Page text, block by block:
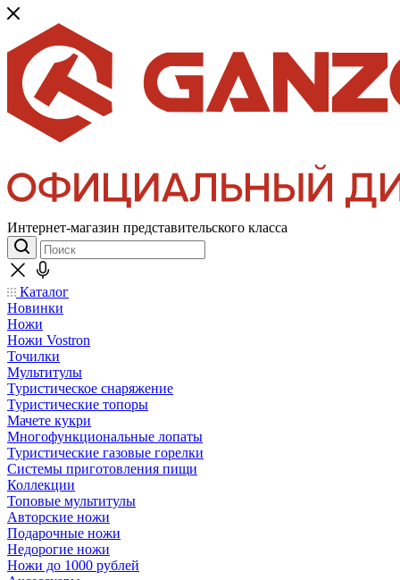
Интернет-магазин представительского класса
Каталог
Новинки
Ножи
Ножи Vostron
Точилки
Мультитулы
Туристическое снаряжение
Туристические топоры
Мачете кукри
Многофункциональные лопаты
Туристические газовые горелки
Системы приготовления пищи
Коллекции
Топовые мультитулы
Авторские ножи
Подарочные ножи
Недорогие ножи
Ножи до 1000 рублей